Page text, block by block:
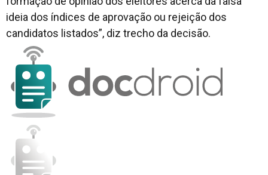
ideia dos índices de aprovação ou rejeição dos
candidatos listados”, diz trecho da decisão.